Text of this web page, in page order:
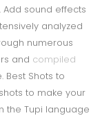
sound effects
analyzed
numerous
and compiled
Best Shots to
to make your
the Tupi language